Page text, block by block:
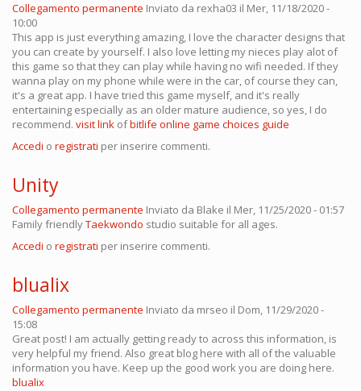
Collegamento permanente Inviato da rexha03 il Mer, 11/18/2020 -
10:00
This app is just everything amazing, I love the character designs that
you can create by yourself. I also love letting my nieces play alot of
this game so that they can play while having no wifi needed. If they
wanna play on my phone while were in the car, of course they can,
it's a great app. I have tried this game myself, and it's really
entertaining especially as an older mature audience, so yes, I do
recommend. visit link ofbitlife online game choices guide
Accedi o registrati per inserire commenti.
Unity
Collegamento permanente Inviato da Blake il Mer, 11/25/2020 - 01:57
Family friendlyTaekwondo studio suitable for all ages.
Accedi o registrati per inserire commenti.
blualix
Collegamento permanente Inviato da mrseo il Dom, 11/29/2020 -
15:08
Great post! I am actually getting ready to across this information, is
very helpful my friend. Also great blog here with all of the valuable
information you have. Keep up the good work you are doing here.
blualix